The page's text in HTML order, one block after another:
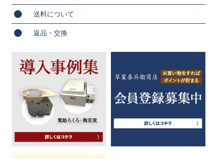
送料について
返品・交換